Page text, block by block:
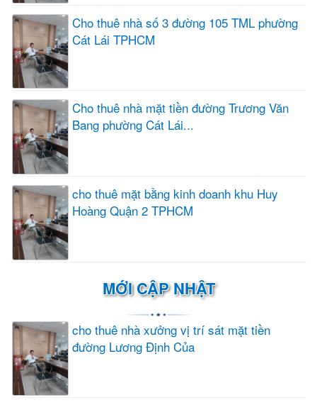
Cho thuê nhà số 3 đường 105 TML phường
Cát Lái TPHCM
Cho thuê nhà mặt tiền đường Trương Văn
Bang phường Cát Lái...
cho thuê mặt bằng kinh doanh khu Huy
Hoàng Quận 2 TPHCM
MỚI CẬP NHẬT
cho thuê nhà xưởng vị trí sát mặt tiền
đường Lương Định Của